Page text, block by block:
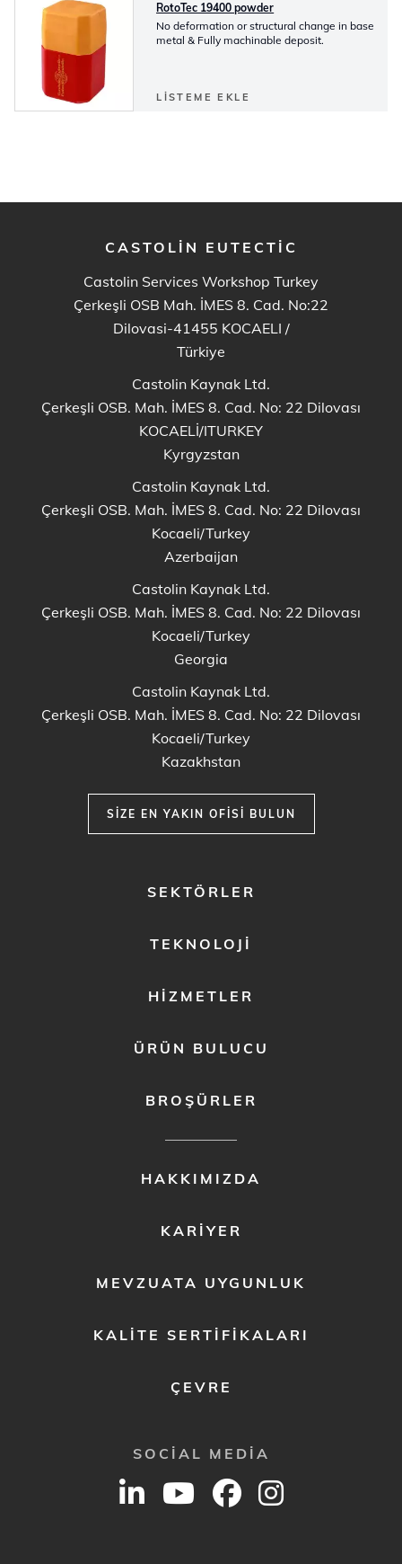
RotoTec 19400 powder
No deformation or structural change in base
metal & Fully machinable deposit.
LISTEME EKLE
CASTOLIN EUTECTIC
Castolin Services Workshop Turkey
Çerkeşli OSB Mah. İMES 8. Cad. No:22
Dilovasi-41455 KOCAELI /
Türkiye
Castolin Kaynak Ltd.
Çerkeşli OSB. Mah. İMES 8. Cad. No: 22 Dilovası
KOCAELİ/ITURKEY
Kyrgyzstan
Castolin Kaynak Ltd.
Çerkeşli OSB. Mah. İMES 8. Cad. No: 22 Dilovası
Kocaeli/Turkey
Azerbaijan
Castolin Kaynak Ltd.
Çerkeşli OSB. Mah. İMES 8. Cad. No: 22 Dilovası
Kocaeli/Turkey
Georgia
Castolin Kaynak Ltd.
Çerkeşli OSB. Mah. İMES 8. Cad. No: 22 Dilovası
Kocaeli/Turkey
Kazakhstan
SIZE EN YAKIN OFISI BULUN
SEKTÖRLER
TEKNOLOJI
HIZMETLER
ÜRÜN BULUCU
BROŞÜRLER
HAKKIMIZDA
KARIYER
MEVZUATA UYGUNLUK
KALITE SERTIFIKALARI
ÇEVRE
SOCIAL MEDIA